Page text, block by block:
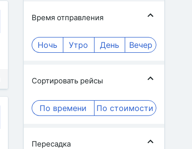
Время отправления
Ночь Утро День Вечер
Сортировать рейсы
По времени По стоимости
Пересадка